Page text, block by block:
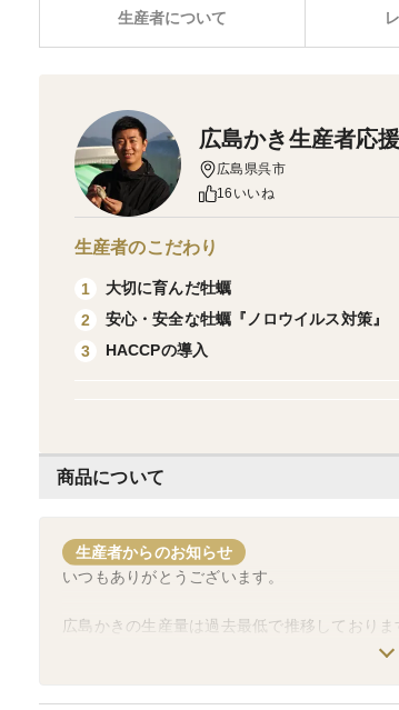
生産者について
商品について
生産者からのお知らせ
いつもありがとうございます。
広島かきの生産量は過去最低で推移しておりま
減産に伴い、相場が高騰し、それに加え資材
広島かき生産者応
広島県呉市
16いいね
生産者のこだわり
1
大切に育んだ牡蠣
2
安心・安全な牡蠣『ノロウイルス対策』
3
HACCPの導入